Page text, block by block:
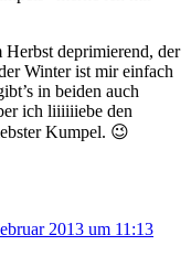
deprimierend, der
Winter ist mir einfach
in beiden auch
ich liiiiiiebe den
Kumpel. 😉
2013 um 11:13